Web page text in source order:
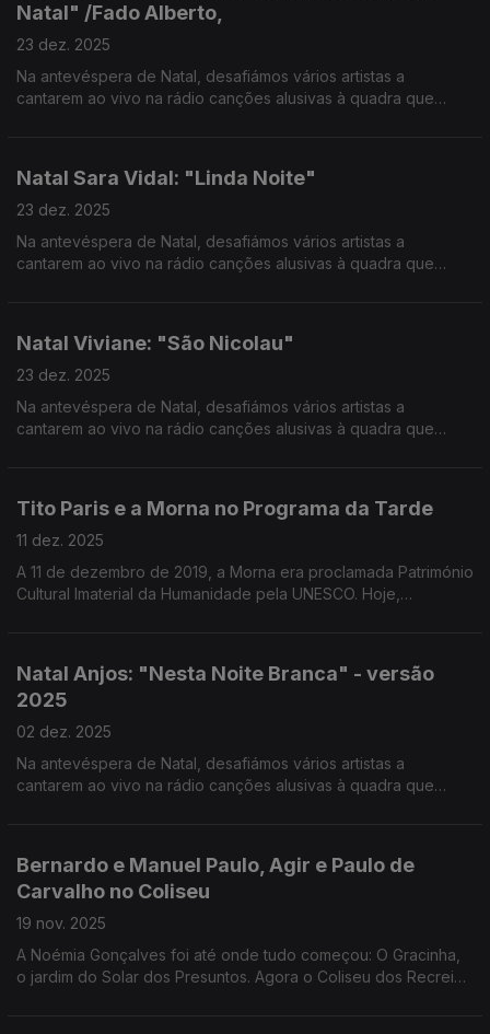
Natal" /Fado Alberto,
23 dez. 2025
Na antevéspera de Natal, desafiámos vários artistas a
cantarem ao vivo na rádio canções alusivas à quadra que
Natal Sara Vidal: "Linda Noite"
23 dez. 2025
Na antevéspera de Natal, desafiámos vários artistas a
cantarem ao vivo na rádio canções alusivas à quadra que
Natal Viviane: "São Nicolau"
23 dez. 2025
Na antevéspera de Natal, desafiámos vários artistas a
cantarem ao vivo na rádio canções alusivas à quadra que
Tito Paris e a Morna no Programa da Tarde
11 dez. 2025
A 11 de dezembro de 2019, a Morna era proclamada Património
Cultural Imaterial da Humanidade pela UNESCO. Hoje,
Natal Anjos: "Nesta Noite Branca" - versão
2025
02 dez. 2025
Na antevéspera de Natal, desafiámos vários artistas a
cantarem ao vivo na rádio canções alusivas à quadra que
Bernardo e Manuel Paulo, Agir e Paulo de
Carvalho no Coliseu
19 nov. 2025
A Noémia Gonçalves foi até onde tudo começou: O Gracinha,
o jardim do Solar dos Presuntos. Agora o Coliseu dos Recreios